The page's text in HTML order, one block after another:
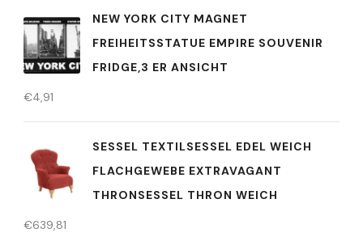
NEW YORK CITY MAGNET
FREIHEITSSTATUE EMPIRE SOUVENIR
FRIDGE,3 ER ANSICHT
€4,91
SESSEL TEXTILSESSEL EDEL WEICH
FLACHGEWEBE EXTRAVAGANT
THRONSESSEL THRON WEICH
€639,81